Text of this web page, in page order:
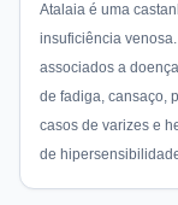
Atalaia é uma
insuficiência
associados a
de fadiga, cansaço,
casos de varizes e
de